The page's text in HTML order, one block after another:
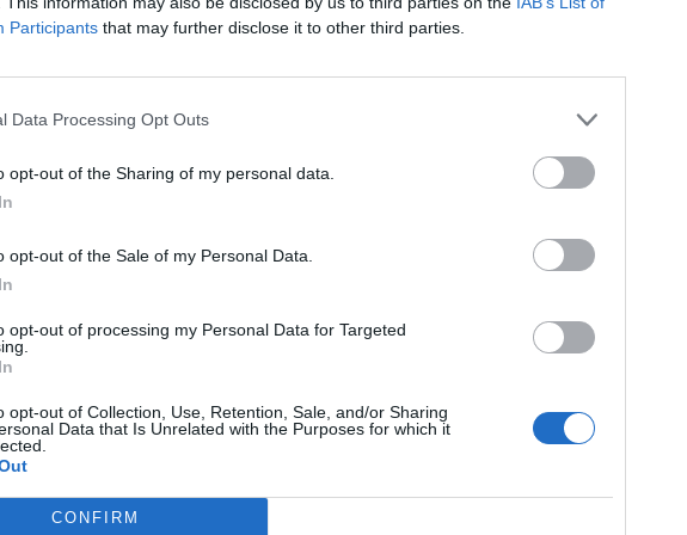
Participants that may further disclose it to other third parties.
Data Processing Opt Outs
opt-out of the Sharing of my personal data.
opt-out of the Sale of my Personal Data.
opt-out of processing my Personal Data for Targeted
opt-out of Collection, Use, Retention, Sale, and/or Sharing
Data that Is Unrelated with the Purposes for which it
CONFIRM
szemben az egy évvel korábbi 13,73 milliárd euróval. (A vállalat globálisan 3,4%-
portfolio.hu hírarchívumához tartozik, melynek olvasása előfizetéses
tartalmazza:
elmúlt 2 év napon belüli
Előfizetés
VAGY? BEJELENTKEZÉS